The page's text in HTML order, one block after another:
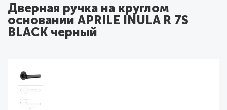
Дверная ручка на круглом
основании APRILE INULA R 7S
BLACK черный